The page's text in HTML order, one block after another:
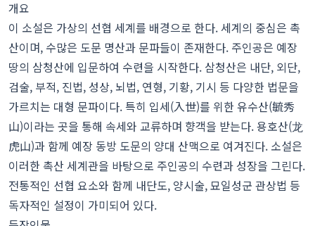
개요
이 소설은 가상의 선협 세계를 배경으로 한다. 세계의 중심은 촉
산이며, 수많은 도문 명산과 문파들이 존재한다. 주인공은 예장
땅의 삼청산에 입문하여 수련을 시작한다. 삼청산은 내단, 외단,
검술, 부적, 진법, 성상, 뇌법, 연형, 기황, 기시 등 다양한 법문을
가르치는 대형 문파이다. 특히 입세(入世)를 위한 유수산(毓秀
山)이라는 곳을 통해 속세와 교류하며 향객을 받는다. 용호산(龙
虎山)과 함께 예장 동방 도문의 양대 산맥으로 여겨진다. 소설은
이러한 촉산 세계관을 바탕으로 주인공의 수련과 성장을 그린다.
전통적인 선협 요소와 함께 내단도, 양시술, 묘일성군 관상법 등
독자적인 설정이 가미되어 있다.